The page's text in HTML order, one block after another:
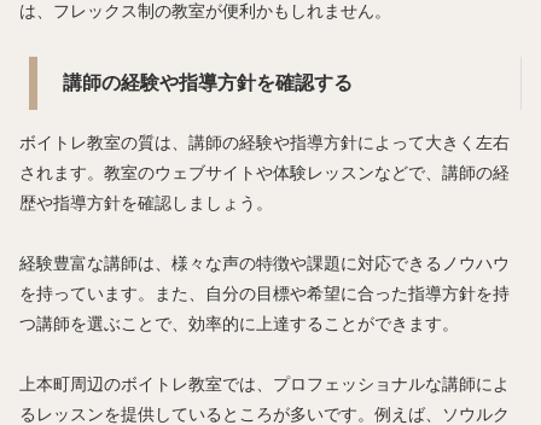
は、フレックス制の教室が便利かもしれません。
講師の経験や指導方針を確認する
ボイトレ教室の質は、講師の経験や指導方針によって大きく左右
されます。教室のウェブサイトや体験レッスンなどで、講師の経
歴や指導方針を確認しましょう。
経験豊富な講師は、様々な声の特徴や課題に対応できるノウハウ
を持っています。また、自分の目標や希望に合った指導方針を持
つ講師を選ぶことで、効率的に上達することができます。
上本町周辺のボイトレ教室では、プロフェッショナルな講師によ
るレッスンを提供しているところが多いです。例えば、ソウルク